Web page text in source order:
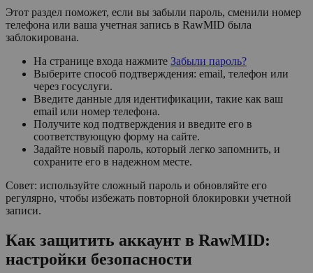
Этот раздел поможет, если вы забыли пароль, сменили номер
телефона или ваша учетная запись в RawMID была
заблокирована.
На странице входа нажмите Забыли пароль?
Выберите способ подтверждения: email, телефон или
через госуслуги.
Введите данные для идентификации, такие как ваш
email или номер телефона.
Получите код подтверждения и введите его в
соответствующую форму на сайте.
Задайте новый пароль, который легко запомнить, и
сохраните его в надежном месте.
Совет: используйте сложный пароль и обновляйте его
регулярно, чтобы избежать повторной блокировки учетной
записи.
Как защитить аккаунт в RawMID:
настройки безопасности